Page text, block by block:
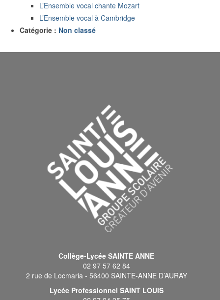
L’Ensemble vocal chante Mozart
L’Ensemble vocal à Cambridge
Catégorie : Non classé
Collège-Lycée SAINTE ANNE
02 97 57 62 84
2 rue de Locmaria - 56400 SAINTE-ANNE D’AURAY
Lycée Professionnel SAINT LOUIS